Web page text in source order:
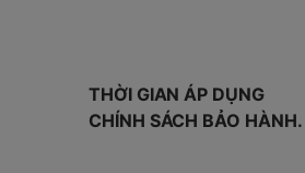
THỜI GIAN ÁP DỤNG
CHÍNH SÁCH BẢO HÀNH.